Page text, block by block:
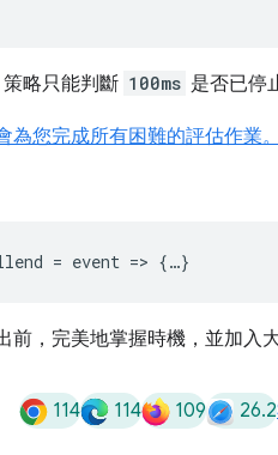
策略只能判斷 100ms 是否已停
您完成所有困難的評估作業。
= event => {…}
前，完美地掌握時機，並加入
114 114 109 26.2